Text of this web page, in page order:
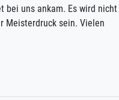
bei uns ankam. Es wird nicht
Meisterdruck sein. Vielen